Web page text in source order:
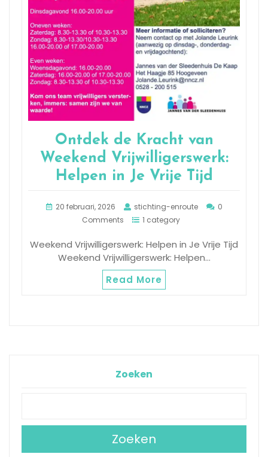
Ontdek de Kracht van
Weekend Vrijwilligerswerk:
Helpen in Je Vrije Tijd
20 februari, 2026 stichting-enroute
0
Comments
1 category
Weekend Vrijwilligerswerk: Helpen in Je Vrije Tijd
Weekend Vrijwilligerswerk: Helpen…
Read More
Zoeken
Zoeken